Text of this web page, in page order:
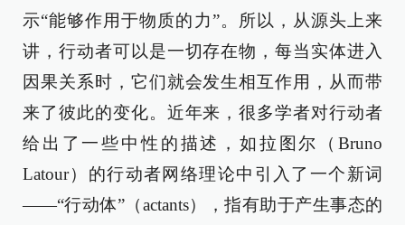
示“能够作用于物质的力”。所以，从源头上来
讲，行动者可以是一切存在物，每当实体进入
因果关系时，它们就会发生相互作用，从而带
来了彼此的变化。近年来，很多学者对行动者
给出了一些中性的描述，如拉图尔（Bruno
Latour）的行动者网络理论中引入了一个新词
——“行动体”（actants），指有助于产生事态的